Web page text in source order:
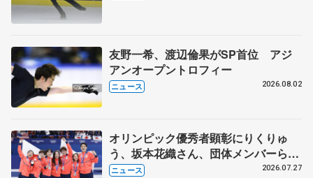
友野一希、渡辺倫果がSP首位 アジ
アンオープントロフィー
ニュース 2026.08.02
オリンピック優秀者顕彰にりくりゅ
う、坂本花織さん、団体メンバーら
8月7日に文科省が表彰式、ブルーノ・
ニュース 2026.07.27